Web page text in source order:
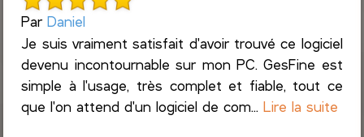
ParDaniel
Je suis vraiment satisfait d'avoir trouvé ce logiciel
devenu incontournable sur mon PC. GesFine est
simple à l'usage, très complet et fiable, tout ce
que l'on attend d'un logiciel de com...Lire la suite